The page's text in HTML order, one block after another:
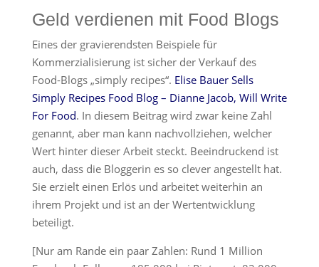
Geld verdienen mit Food Blogs
Eines der gravierendsten Beispiele für
Kommerzialisierung ist sicher der Verkauf des
Food-Blogs „simply recipes“. Elise Bauer Sells
Simply Recipes Food Blog – Dianne Jacob, Will Write
For Food. In diesem Beitrag wird zwar keine Zahl
genannt, aber man kann nachvollziehen, welcher
Wert hinter dieser Arbeit steckt. Beeindruckend ist
auch, dass die Bloggerin es so clever angestellt hat.
Sie erzielt einen Erlös und arbeitet weiterhin an
ihrem Projekt und ist an der Wertentwicklung
beteiligt.
[Nur am Rande ein paar Zahlen: Rund 1 Million